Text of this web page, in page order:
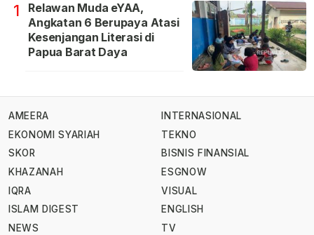
1
Relawan Muda eYAA,
Angkatan 6 Berupaya Atasi
Kesenjangan Literasi di
Papua Barat Daya
AMEERA
EKONOMI SYARIAH
SKOR
KHAZANAH
IQRA
ISLAM DIGEST
NEWS
INTERNASIONAL
TEKNO
BISNIS FINANSIAL
ESGNOW
VISUAL
ENGLISH
TV